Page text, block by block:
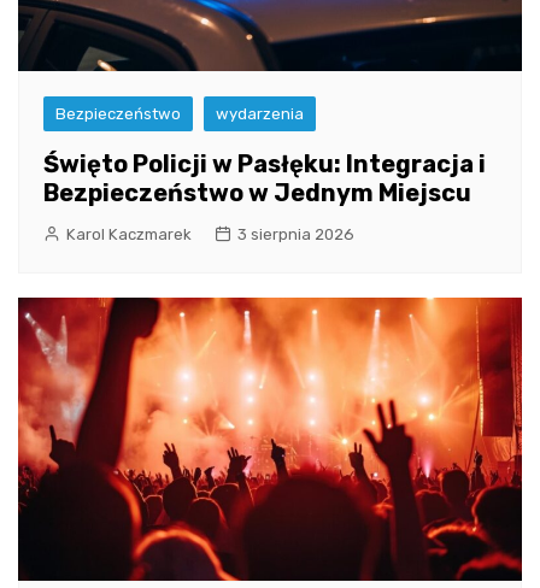
Bezpieczeństwo wydarzenia
Święto Policji w Pasłęku: Integracja i
Bezpieczeństwo w Jednym Miejscu
Karol Kaczmarek 3 sierpnia 2026